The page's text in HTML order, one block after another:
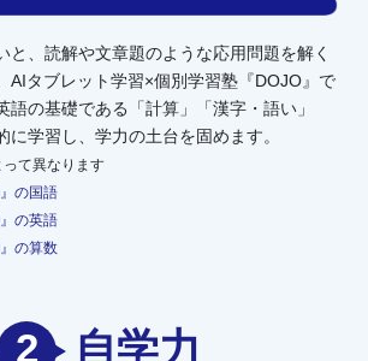
と、読解や文章題のような応用問題を解く
AIタブレット学習×個別学習塾『DOJO』で
語の基礎である「計算」「漢字・語い」
に学習し、学力の土台を固めます。
て異なります
の国語
の英語
の算数
2 自学力